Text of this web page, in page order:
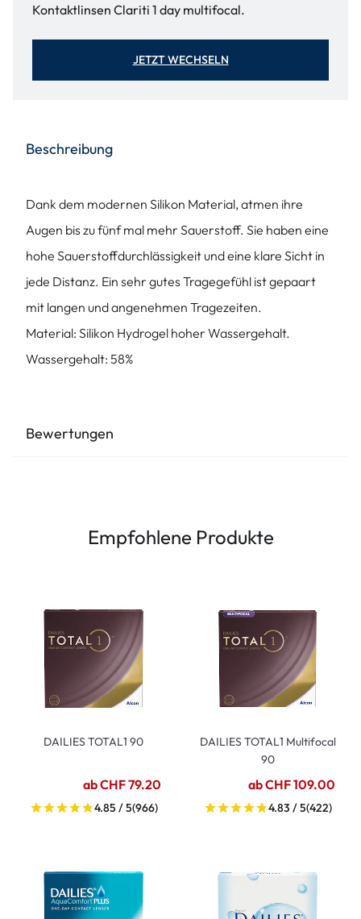
Kontaktlinsen Clariti 1 day multifocal.
JETZT WECHSELN
Beschreibung
Dank dem modernen Silikon Material, atmen ihre
Augen bis zu fünf mal mehr Sauerstoff. Sie haben eine
hohe Sauerstoffdurchlässigkeit und eine klare Sicht in
jede Distanz. Ein sehr gutes Tragegefühl ist gepaart
mit langen und angenehmen Tragezeiten.
Material: Silikon Hydrogel hoher Wassergehalt.
Wassergehalt: 58%
Bewertungen
Empfohlene Produkte
DAILIES TOTAL1 90
ab CHF 79.20
4.85 / 5(966)
DAILIES TOTAL1 Multifocal
90
ab CHF 109.00
4.83 / 5(422)